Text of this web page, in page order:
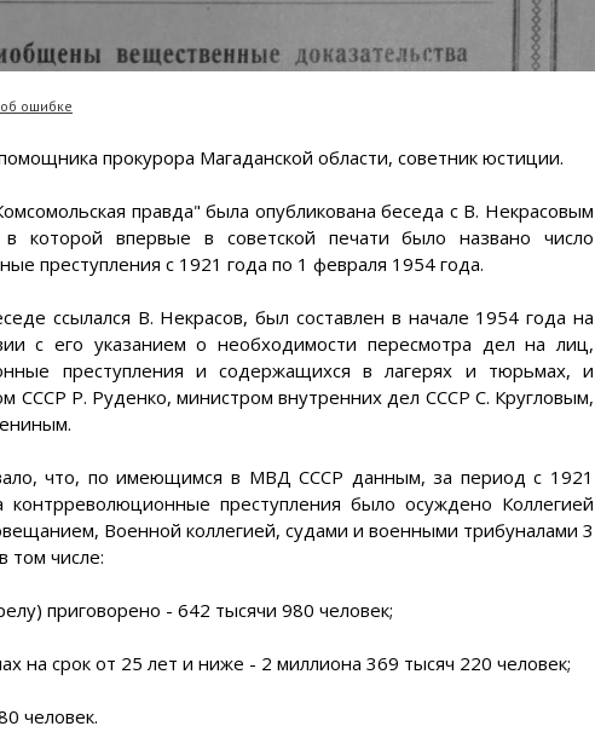
ошибке
прокурора Магаданской области, советник юстиции.
правда" была опубликована беседа с В. Некрасовым
которой впервые в советской печати было названо число
преступления с 1921 года по 1 февраля 1954 года.
ссылался В. Некрасов, был составлен в начале 1954 года на
с его указанием о необходимости пересмотра дел на лиц,
преступления и содержащихся в лагерях и тюрьмах, и
СССР Р. Руденко, министром внутренних дел СССР С. Кругловым,
что, по имеющимся в МВД СССР данным, за период с 1921
преступления было осуждено Коллегией
Военной коллегией, судами и военными трибуналами 3
том числе:
приговорено - 642 тысячи 980 человек;
на срок от 25 лет и ниже - 2 миллиона 369 тысяч 220 человек;
человек.